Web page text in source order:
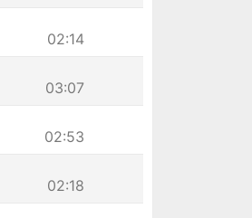
02:14
03:07
02:53
02:18